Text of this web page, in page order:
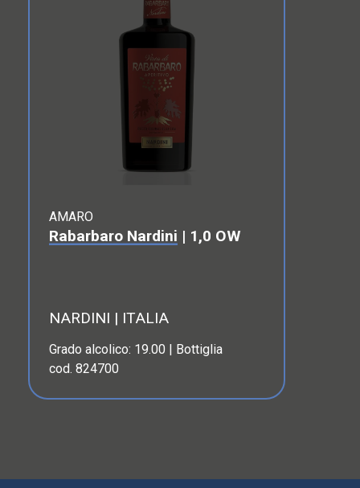
AMARO
Rabarbaro Nardini | 1,0 OW
NARDINI | ITALIA
Grado alcolico: 19.00 | Bottiglia
cod. 824700